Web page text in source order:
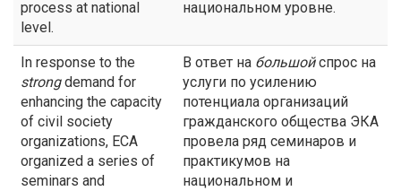
process at national
level.
национальном уровне.
In response to the
strongdemand for
enhancing the capacity
of civil society
organizations, ECA
organized a series of
seminars and
В ответ на большойспрос на
услуги по усилению
потенциала организаций
гражданского общества ЭКА
провела ряд семинаров и
практикумов на
национальном и